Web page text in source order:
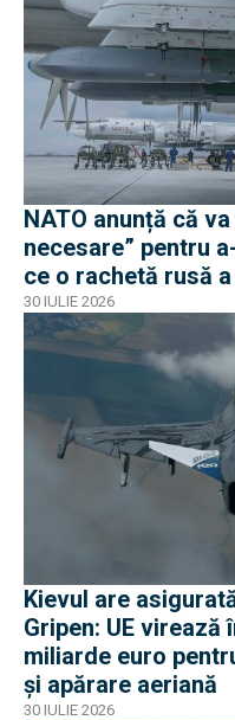
NATO anunță că
necesare” pentru
ce o rachetă rusă
30 IULIE 2026
Kievul are
Gripen: UE virează
miliarde euro
și apărare aeriană
30 IULIE 2026